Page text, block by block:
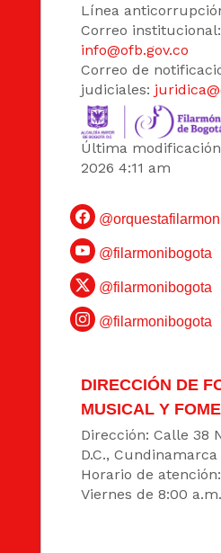
Línea
Correo institucional:
info@ofb.gov.co
Correo de
judiciales:
Última
2026 4:11 am
@filarmonibogota
@filarmonibogota
@filarmonibogota
DIRECCIÓN DE
MUSICAL Y
Dirección: Calle 38
D.C., Cundinamarca
Horario de
Viernes de 8:00